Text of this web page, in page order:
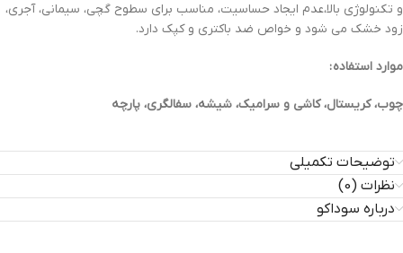
و تکنولوژی بالا،عدم ایجاد حساسیت، مناسب برای سطوح گچی، سیمانی، آجری،
زود خشک می شود و خواص ضد باکتری و کپک دارد.
موارد استفاده :
چوب، کریستال، کاشی و سرامیک، شیشه، سفالگری، پارچه
توضیحات تکمیلی
نظرات (0)
درباره سوداکو